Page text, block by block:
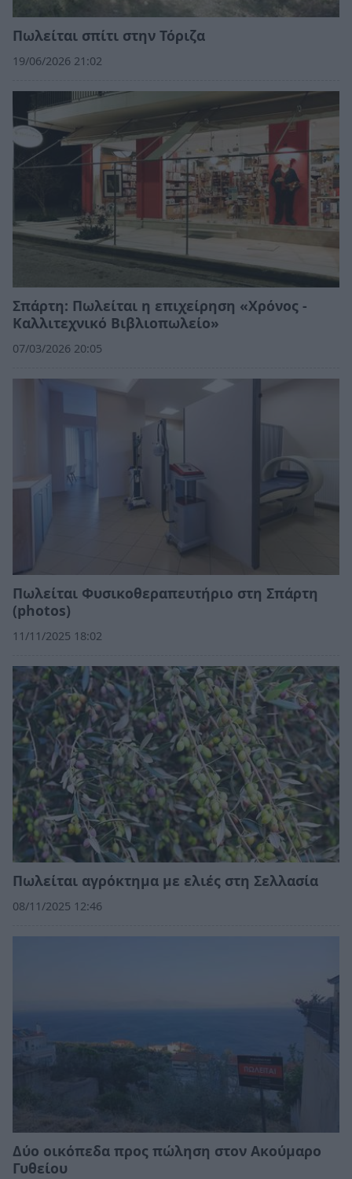
Πωλείται σπίτι στην Τόριζα
19/06/2026 21:02
Σπάρτη: Πωλείται η επιχείρηση «Χρόνος -
Καλλιτεχνικό Βιβλιοπωλείο»
07/03/2026 20:05
Πωλείται Φυσικοθεραπευτήριο στη Σπάρτη
(photos)
11/11/2025 18:02
Πωλείται αγρόκτημα με ελιές στη Σελλασία
08/11/2025 12:46
Δύο οικόπεδα προς πώληση στον Ακούμαρο
Γυθείου